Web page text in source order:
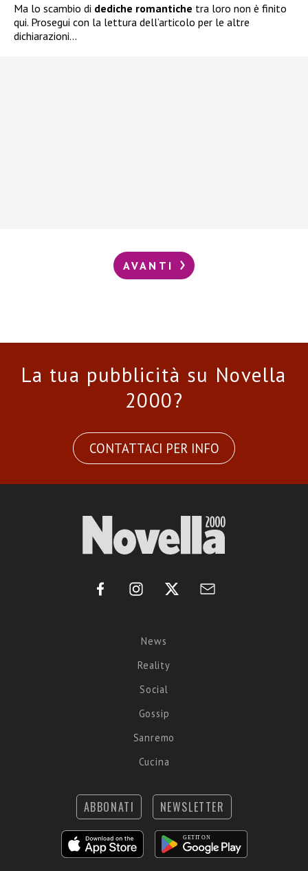
Ma lo scambio di dediche romantiche tra loro non è finito
qui. Prosegui con la lettura dell’articolo per le altre
dichiarazioni…
AVANTI
La tua pubblicità su Novella
2000?
CONTATTACI PER INFO
News
Reality
Social
Gossip
Sanremo
Cucina
ABBONATI NEWSLETTER